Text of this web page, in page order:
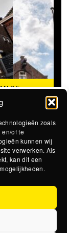
zoals
en/of te
kunnen wij
verwerken. Als
kan dit een
DE